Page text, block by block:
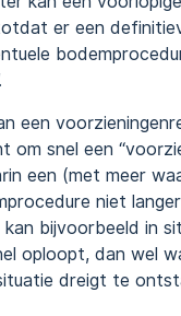
er een
een
om snel een
een (met meer
niet
bijvoorbeeld in
oploopt, dan wel
dreigt te